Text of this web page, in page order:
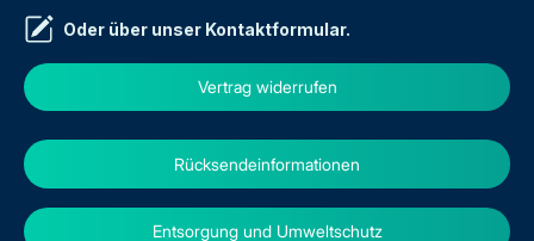
Oder über unser Kontaktformular.
Vertrag widerrufen
Rücksendeinformationen
Entsorgung und Umweltschutz